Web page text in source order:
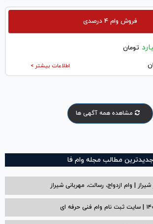
فروش وام 4 درصدی
تومان
اطلاعات بیشتر >
مشاهده همه آگهی ها
جدیدترین مطالب مجله وام فا
| وام ازدواج، رسالت، مهربانی شیراز